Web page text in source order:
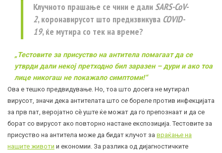
Клучното прашање се чини е дали SARS-CoV-
2, коронавирусот што предизвикува COVID-
19, ќе мутира со тек на време?
„Тестовите за присуство на антитела помагаат да се
утврди дали некој претходно бил заразен – дури и ако тоа
лице никогаш не покажало симптоми!“
Ова е тешко предвидување. Но, тоа што досега не мутирал
вирусот, значи дека антителата што се бореле против инфекцијата
за прв пат, веројатно сè уште ќе можат да го препознаат и да се
борат со вирусот ако повторно настане експозиција. Тестовите за
присуство на антитела може да бидат клучот за враќање на
нашите животи и економии. За разлика од дијагностичките